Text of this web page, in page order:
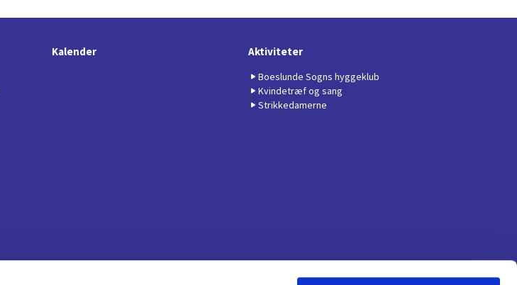
Kalender Aktiviteter
Boeslunde Sogns hyggeklub
Kvindetræf og sang
Strikkedamerne